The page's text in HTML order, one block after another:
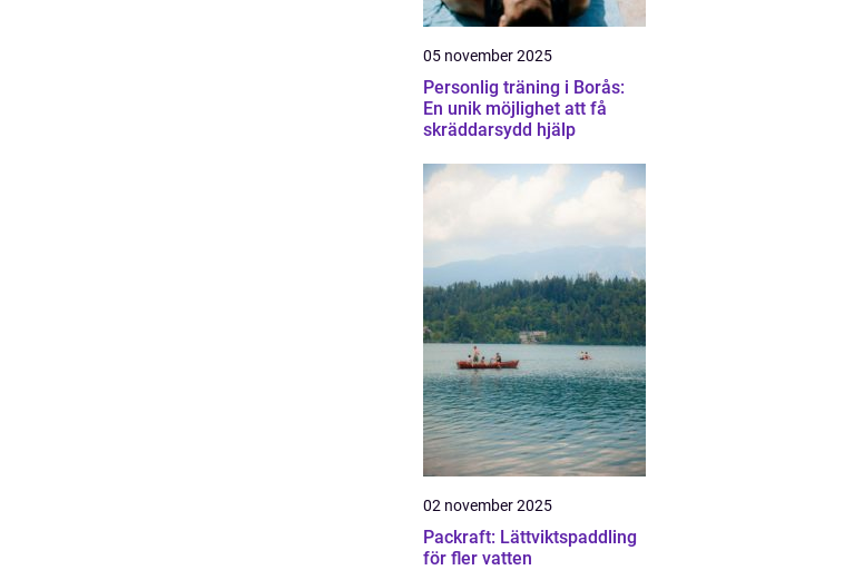
05 november 2025
Personlig träning i Borås:
En unik möjlighet att få
skräddarsydd hjälp
02 november 2025
Packraft: Lättviktspaddling
för fler vatten